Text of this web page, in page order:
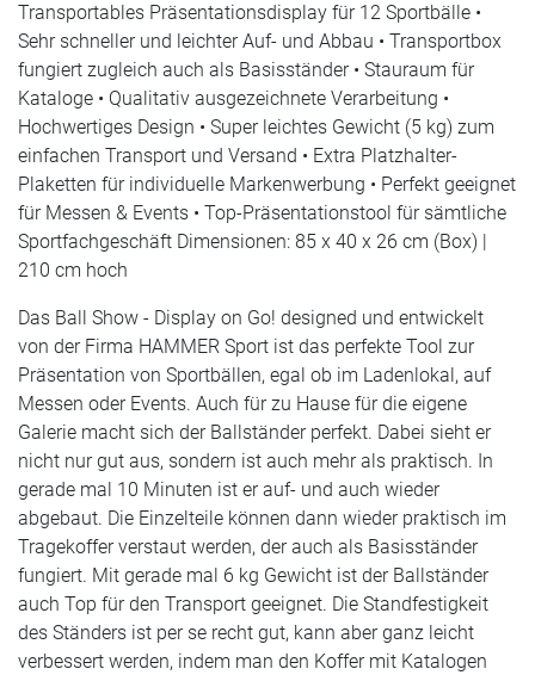
Transportables Präsentationsdisplay für 12 Sportbälle •
Sehr schneller und leichter Auf- und Abbau • Transportbox
fungiert zugleich auch als Basisständer • Stauraum für
Kataloge • Qualitativ ausgezeichnete Verarbeitung •
Hochwertiges Design • Super leichtes Gewicht (5 kg) zum
einfachen Transport und Versand • Extra Platzhalter-
Plaketten für individuelle Markenwerbung • Perfekt geeignet
für Messen & Events • Top-Präsentationstool für sämtliche
Sportfachgeschäft Dimensionen: 85 x 40 x 26 cm (Box) |
210 cm hoch
Das Ball Show - Display on Go! designed und entwickelt
von der Firma HAMMER Sport ist das perfekte Tool zur
Präsentation von Sportbällen, egal ob im Ladenlokal, auf
Messen oder Events. Auch für zu Hause für die eigene
Galerie macht sich der Ballständer perfekt. Dabei sieht er
nicht nur gut aus, sondern ist auch mehr als praktisch. In
gerade mal 10 Minuten ist er auf- und auch wieder
abgebaut. Die Einzelteile können dann wieder praktisch im
Tragekoffer verstaut werden, der auch als Basisständer
fungiert. Mit gerade mal 6 kg Gewicht ist der Ballständer
auch Top für den Transport geeignet. Die Standfestigkeit
des Ständers ist per se recht gut, kann aber ganz leicht
verbessert werden, indem man den Koffer mit Katalogen